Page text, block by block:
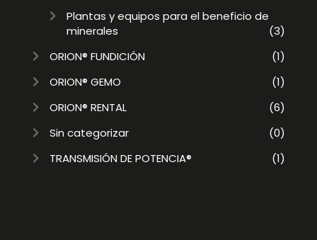
Plantas y equipos para el beneficio de
minerales
(3)
ORION® FUNDICIÓN
(1)
ORION® GEMO
(1)
ORION® RENTAL
(6)
Sin categorizar
(0)
TRANSMISIÓN DE POTENCIA®
(1)